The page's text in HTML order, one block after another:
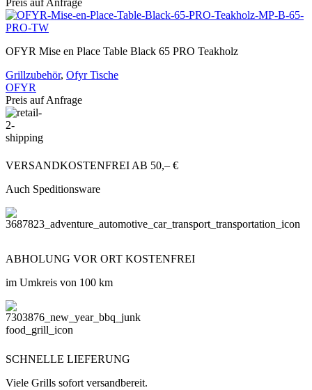
Preis auf Anfrage
OFYR Mise en Place Table Black 65 PRO Teakholz
Grillzubehör, Ofyr Tische
OFYR
Preis auf Anfrage
VERSANDKOSTENFREI AB 50,– €
Auch Speditionsware
ABHOLUNG VOR ORT KOSTENFREI
im Umkreis von 100 km
SCHNELLE LIEFERUNG
Viele Grills sofort versandbereit.